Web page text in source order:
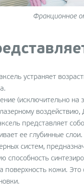
Фракционное
устраняет
(исключительно на
представляет
ее глубинные
систем,
способность
поверхность кожи.